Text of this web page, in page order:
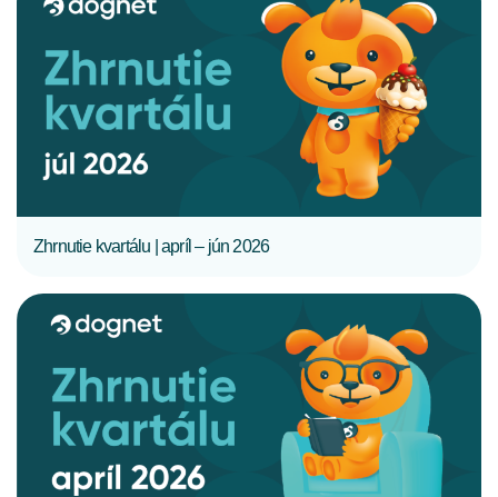
Zhrnutie kvartálu | apríl – jún 2026